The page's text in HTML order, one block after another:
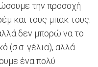
την προσοχή
και τους μπακ τους.
δεν μπορώ να το
(σ.σ. γέλια), αλλά
ένα πολύ